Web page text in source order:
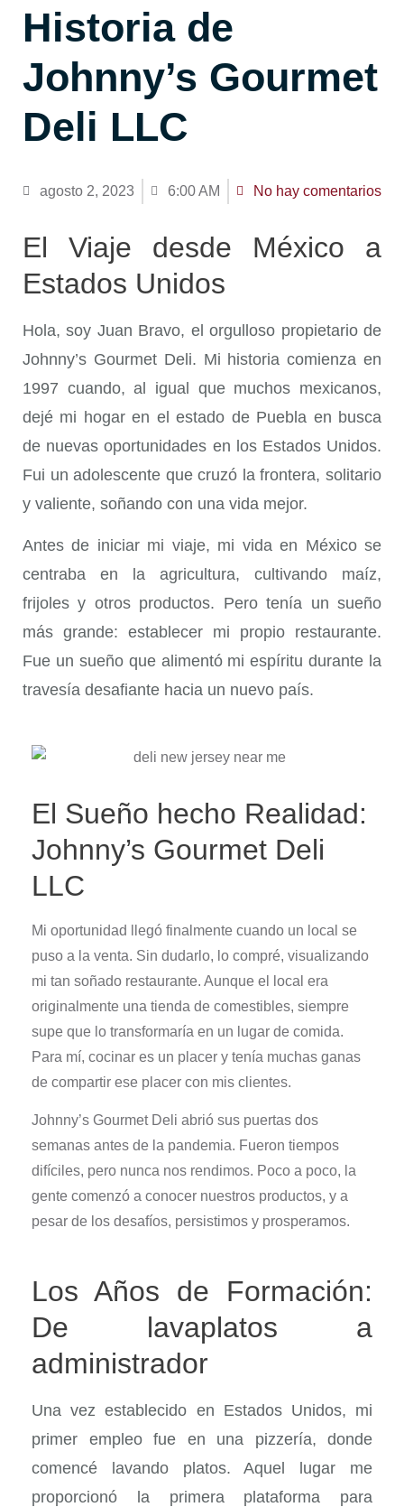
Historia de
Johnny’s Gourmet
Deli LLC
agosto 2, 2023 6:00 AM No hay comentarios
El Viaje desde México a
Estados Unidos
Hola, soy Juan Bravo, el orgulloso propietario de
Johnny’s Gourmet Deli. Mi historia comienza en
1997 cuando, al igual que muchos mexicanos,
dejé mi hogar en el estado de Puebla en busca
de nuevas oportunidades en los Estados Unidos.
Fui un adolescente que cruzó la frontera, solitario
y valiente, soñando con una vida mejor.
Antes de iniciar mi viaje, mi vida en México se
centraba en la agricultura, cultivando maíz,
frijoles y otros productos. Pero tenía un sueño
más grande: establecer mi propio restaurante.
Fue un sueño que alimentó mi espíritu durante la
travesía desafiante hacia un nuevo país.
El Sueño hecho Realidad:
Johnny’s Gourmet Deli
LLC
Mi oportunidad llegó finalmente cuando un local se
puso a la venta. Sin dudarlo, lo compré, visualizando
mi tan soñado restaurante. Aunque el local era
originalmente una tienda de comestibles, siempre
supe que lo transformaría en un lugar de comida.
Para mí, cocinar es un placer y tenía muchas ganas
de compartir ese placer con mis clientes.
Johnny’s Gourmet Deli abrió sus puertas dos
semanas antes de la pandemia. Fueron tiempos
difíciles, pero nunca nos rendimos. Poco a poco, la
gente comenzó a conocer nuestros productos, y a
pesar de los desafíos, persistimos y prosperamos.
Los Años de Formación:
De lavaplatos a
administrador
Una vez establecido en Estados Unidos, mi
primer empleo fue en una pizzería, donde
comencé lavando platos. Aquel lugar me
proporcionó la primera plataforma para